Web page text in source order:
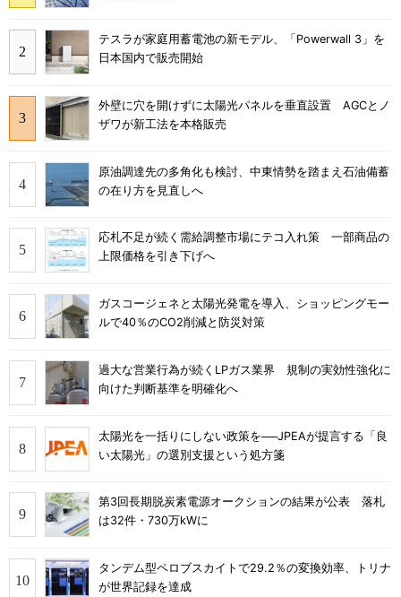
テスラが家庭用蓄電池の新モデル、「Powerwall 3」を
日本国内で販売開始
外壁に穴を開けずに太陽光パネルを垂直設置 AGCとノ
ザワが新工法を本格販売
原油調達先の多角化も検討、中東情勢を踏まえ石油備蓄
の在り方を見直しへ
応札不足が続く需給調整市場にテコ入れ策 一部商品の
上限価格を引き下げへ
ガスコージェネと太陽光発電を導入、ショッピングモー
ルで40％のCO2削減と防災対策
過大な営業行為が続くLPガス業界 規制の実効性強化に
向けた判断基準を明確化へ
太陽光を一括りにしない政策を──JPEAが提言する「良
い太陽光」の選別支援という処方箋
第3回長期脱炭素電源オークションの結果が公表 落札
は32件・730万kWに
タンデム型ペロブスカイトで29.2％の変換効率、トリナ
が世界記録を達成